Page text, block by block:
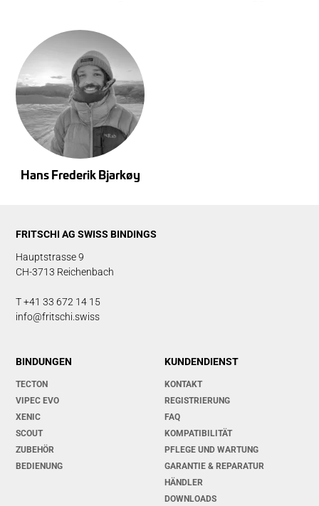
Hans Frederik Bjarkøy
FRITSCHI AG SWISS BINDINGS
Hauptstrasse 9
CH-3713 Reichenbach
T +41 33 672 14 15
info@fritschi.swiss
BINDUNGEN
TECTON
VIPEC EVO
XENIC
SCOUT
ZUBEHÖR
BEDIENUNG
KUNDENDIENST
KONTAKT
REGISTRIERUNG
FAQ
KOMPATIBILITÄT
PFLEGE UND WARTUNG
GARANTIE & REPARATUR
HÄNDLER
DOWNLOADS